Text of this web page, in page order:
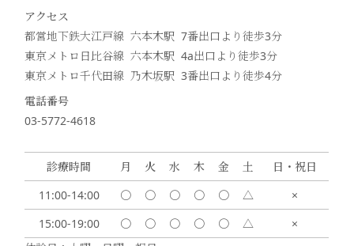
アクセス
都営地下鉄大江戸線 六本木駅 7番出口より徒歩3分
東京メトロ日比谷線 六本木駅 4a出口より徒歩3分
東京メトロ千代田線 乃木坂駅 3番出口より徒歩4分
電話番号
03-5772-4618
診療時間 月 火 水 木 金 土
日・祝日
11:00-14:00
〇 〇 〇 〇 〇 △
×
15:00-19:00
〇 〇 〇 〇 〇 △
×